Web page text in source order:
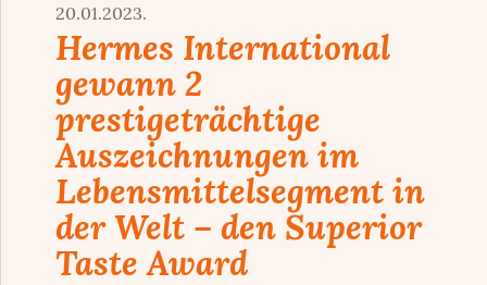
20.01.2023.
Hermes International
gewann 2
prestigeträchtige
Auszeichnungen im
Lebensmittelsegment in
der Welt – den Superior
Taste Award